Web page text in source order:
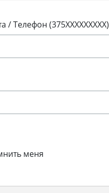
/ Телефон (375XXXXXXXXX)
меня